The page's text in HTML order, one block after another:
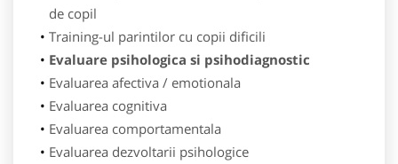
de copil
Training-ul parintilor cu copii dificili
Evaluare psihologica si psihodiagnostic
Evaluarea afectiva / emotionala
Evaluarea cognitiva
Evaluarea comportamentala
Evaluarea dezvoltarii psihologice